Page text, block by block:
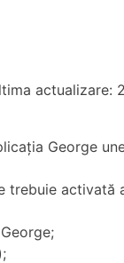
actualizare:
George
trebuie activată